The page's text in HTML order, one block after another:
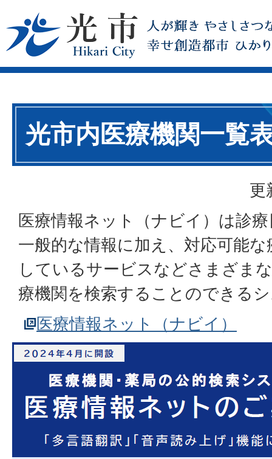
光市内医療機関一覧
更
医療情報ネット（ナビイ）は診
一般的な情報に加え、対応可能
しているサービスなどさまざま
療機関を検索することのできる
医療情報ネット（ナビイ）